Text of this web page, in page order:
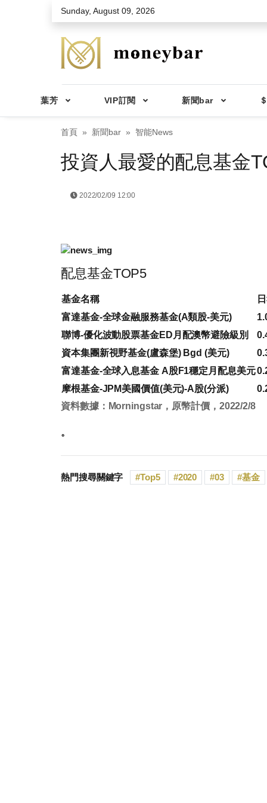
Skip to main contentSunday, August 09, 2026
葉芳 VIP訂閱 新聞bar
首頁 新聞bar 智能News
投資人最愛的配息基金
2022/02/09 12:00
配息基金TOP5
基金名稱
富達基金-全球金融服務基金(A類股-美元)
聯博-優化波動股票基金ED月配澳幣避險級別
資本集團新視野基金(盧森堡) Bgd (美元)
富達基金-全球入息基金 A股F1穩定月配息美元
摩根基金-JPM美國價值(美元)-A股(分派)
資料數據：Morningstar，原幣計價，2022/2/8
。
熱門搜尋關鍵字 Top5 2020 03 基金